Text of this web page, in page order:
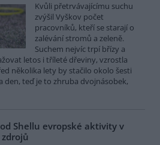
Kvůli přetrvávajícímu suchu
zvýšil Vyškov počet
pracovníků, kteří se starají o
zalévání stromů a zeleně.
Suchem nejvíc trpí břízy a
letos i tříleté dřeviny, vzrostla
několika lety by stačilo okolo šesti
den, teď je to zhruba dvojnásobek,
Shellu evropské aktivity v